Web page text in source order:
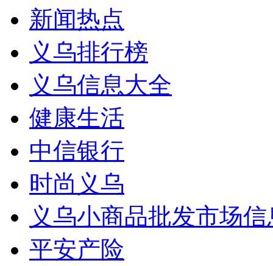
新闻热点
义乌排行榜
义乌信息大全
健康生活
中信银行
时尚义乌
义乌小商品批发市场
平安产险